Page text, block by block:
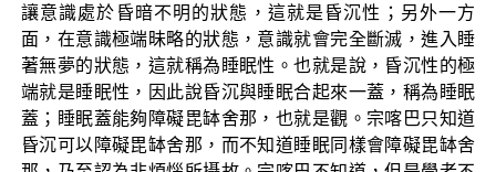
讓意識處於昏暗不明的狀態，這就是昏沉性；另外一方
面，在意識極端昧略的狀態，意識就會完全斷滅，進入睡
著無夢的狀態，這就稱為睡眠性。也就是說，昏沉性的極
端就是睡眠性，因此說昏沉與睡眠合起來一蓋，稱為睡眠
蓋；睡眠蓋能夠障礙毘缽舍那，也就是觀。宗喀巴只知道
昏沉可以障礙毘缽舍那，而不知道睡眠同樣會障礙毘缽舍